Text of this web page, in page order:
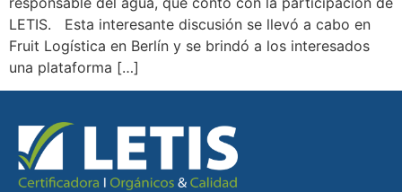
LETIS. Esta interesante discusión se llevó a cabo en
Fruit Logística en Berlín y se brindó a los interesados
una plataforma […]